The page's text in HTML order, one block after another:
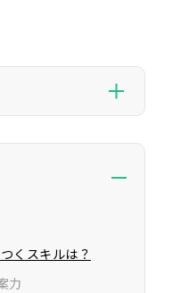
業様より報酬を受け
当サイトはユーザーの
くスキルは？
力